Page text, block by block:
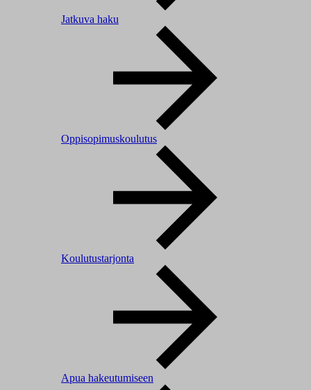
Jatkuva haku
Oppisopimuskoulutus
Koulutustarjonta
Apua hakeutumiseen